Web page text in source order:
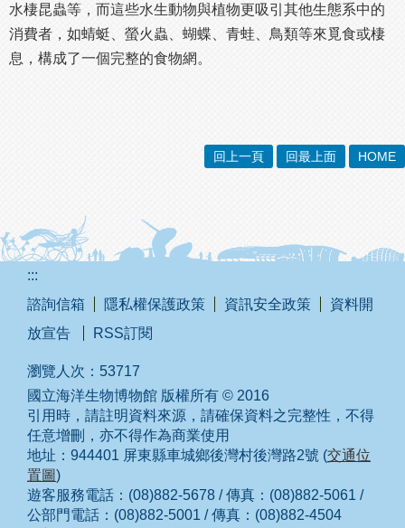
水棲昆蟲等，而這些水生動物與植物更吸引其他生態系中的
消費者，如蜻蜓、螢火蟲、蝴蝶、青蛙、鳥類等來覓食或棲
息，構成了一個完整的食物網。
回上一頁 回最上面 HOME
:::
諮詢信箱
隱私權保護政策 資訊安全政策
資料開
放宣告
RSS訂閱
瀏覽人次： 53717
國立海洋生物博物館 版權所有 © 2016
引用時，請註明資料來源，請確保資料之完整性，不得
任意增刪，亦不得作為商業使用
地址：944401 屏東縣車城鄉後灣村後灣路2號 (交通位
置圖)
遊客服務電話：(08)882-5678 / 傳真：(08)882-5061 /
公部門電話：(08)882-5001 / 傳真：(08)882-4504